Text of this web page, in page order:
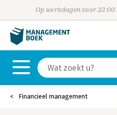
Op werkdagen voor
Financieel management